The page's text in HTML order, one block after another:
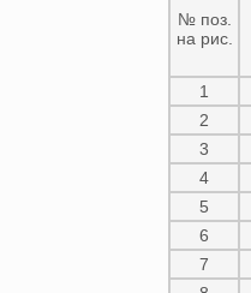
№ поз.
на рис.
1
2
3
4
5
6
7